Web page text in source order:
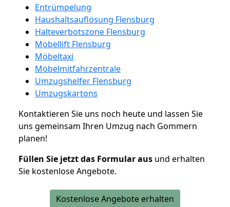
Entrümpelung
Haushaltsauflösung Flensburg
Halteverbotszone Flensburg
Möbellift Flensburg
Möbeltaxi
Möbelmitfahrzentrale
Umzugshelfer Flensburg
Umzugskartons
Kontaktieren Sie uns noch heute und lassen Sie
uns gemeinsam Ihren Umzug nach Gommern
planen!
Füllen Sie jetzt das Formular aus und erhalten
Sie kostenlose Angebote.
Kostenlose Angebote erhalten